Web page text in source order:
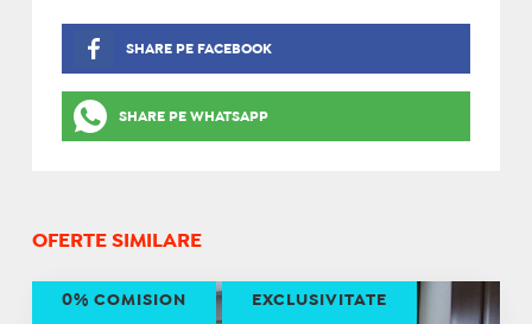
SHARE PE FACEBOOK
SHARE PE WHATSAPP
OFERTE SIMILARE
0% COMISION EXCLUSIVITATE